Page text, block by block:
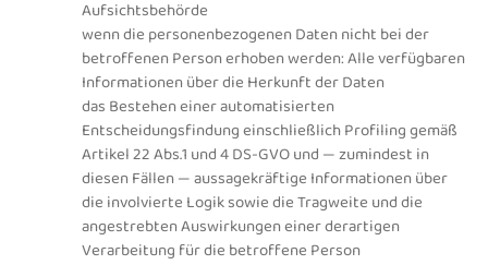
Aufsichtsbehörde
wenn die personenbezogenen Daten nicht bei der
betroffenen Person erhoben werden: Alle verfügbaren
Informationen über die Herkunft der Daten
das Bestehen einer automatisierten
Entscheidungsfindung einschließlich Profiling gemäß
Artikel 22 Abs.1 und 4 DS-GVO und — zumindest in
diesen Fällen — aussagekräftige Informationen über
die involvierte Logik sowie die Tragweite und die
angestrebten Auswirkungen einer derartigen
Verarbeitung für die betroffene Person